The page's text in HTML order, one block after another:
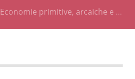
Economie primitive, arcaiche e …